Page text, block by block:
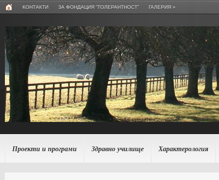
КОНТАКТИ ЗА ФОНДАЦИЯ “ТОЛЕРАНТНОСТ” ГАЛЕРИЯ »
Проекти и програми Здравно училище Характерология